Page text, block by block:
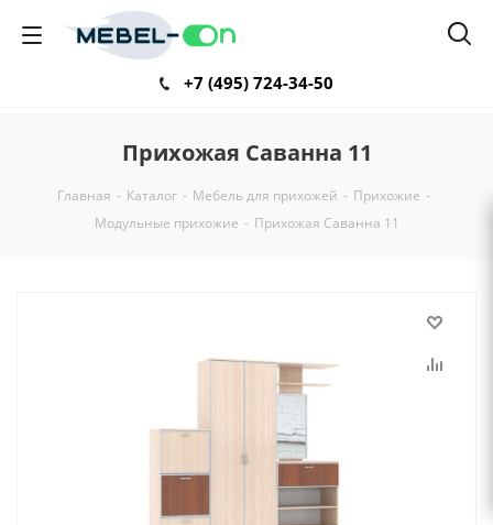
+7 (495) 724-34-50
Прихожая Саванна 11
Главная - Каталог - Мебель для прихожей - Прихожие -
Модульные прихожие - Прихожая Саванна 11